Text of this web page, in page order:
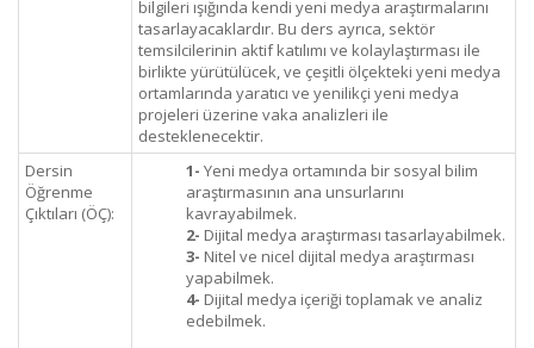
bilgileri ışığında kendi yeni medya araştırmalarını
tasarlayacaklardır. Bu ders ayrıca, sektör
temsilcilerinin aktif katılımı ve kolaylaştırması ile
birlikte yürütülücek, ve çeşitli ölçekteki yeni medya
ortamlarında yaratıcı ve yenilikçi yeni medya
projeleri üzerine vaka analizleri ile
desteklenecektir.
Dersin
Öğrenme
Çıktıları (ÖÇ):
1- Yeni medya ortamında bir sosyal bilim
araştırmasının ana unsurlarını
kavrayabilmek.
2- Dijital medya araştırması tasarlayabilmek.
3- Nitel ve nicel dijital medya araştırması
yapabilmek.
4- Dijital medya içeriği toplamak ve analiz
edebilmek.